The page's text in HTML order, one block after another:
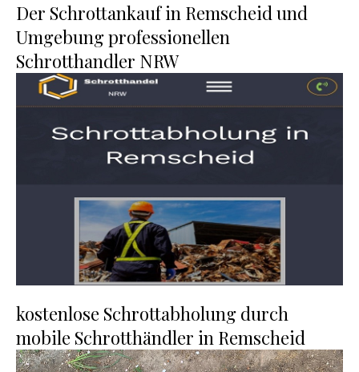
Der Schrottankauf in Remscheid und
Umgebung professionellen
Schrotthandler NRW
kostenlose Schrottabholung durch
mobile Schrotthändler in Remscheid